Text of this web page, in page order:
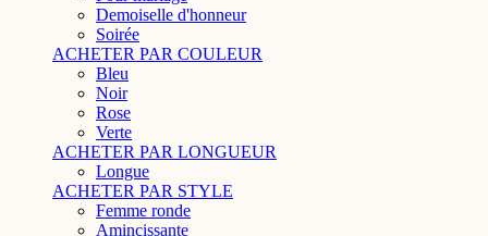
Demoiselle d'honneur
Soirée
ACHETER PAR COULEUR
Bleu
Noir
Rose
Verte
ACHETER PAR LONGUEUR
Longue
ACHETER PAR STYLE
Femme ronde
Amincissante